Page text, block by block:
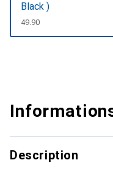
Black )
CHF
49.90
Description